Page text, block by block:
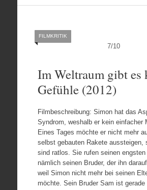
7/10
FILMKRITIK
Im Weltraum gibt es
Gefühle (2012)
Filmbeschreibung: Simon hat das
Syndrom, weshalb er kein einfacher
Eines Tages möchte er nicht mehr
selbst gebauten Rakete aussteigen,
sind ratlos. Sie rufen seinen engsten
nämlich seinen Bruder, der ihn
weil Simon nicht mehr bei seinen
möchte. Sein Bruder Sam ist